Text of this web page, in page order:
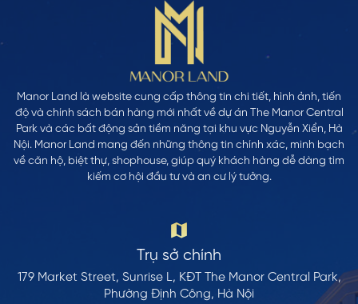
Manor Land là website cung cấp thông tin chi tiết, hình ảnh, tiến
độ và chính sách bán hàng mới nhất về dự án The Manor Central
Park và các bất động sản tiềm năng tại khu vực Nguyễn Xiển, Hà
Nội. Manor Land mang đến những thông tin chính xác, minh bạch
về căn hộ, biệt thự, shophouse, giúp quý khách hàng dễ dàng tìm
kiếm cơ hội đầu tư và an cư lý tưởng.
Trụ sở chính
179 Market Street, Sunrise L, KĐT The Manor Central Park,
Phường Định Công, Hà Nội